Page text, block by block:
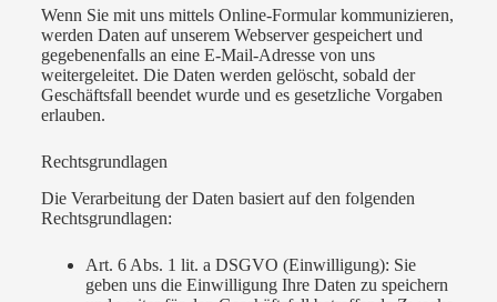
Wenn Sie mit uns mittels Online-Formular kommunizieren,
werden Daten auf unserem Webserver gespeichert und
gegebenenfalls an eine E-Mail-Adresse von uns
weitergeleitet. Die Daten werden gelöscht, sobald der
Geschäftsfall beendet wurde und es gesetzliche Vorgaben
erlauben.
Rechtsgrundlagen
Die Verarbeitung der Daten basiert auf den folgenden
Rechtsgrundlagen:
Art. 6 Abs. 1 lit. a DSGVO (Einwilligung): Sie
geben uns die Einwilligung Ihre Daten zu speichern